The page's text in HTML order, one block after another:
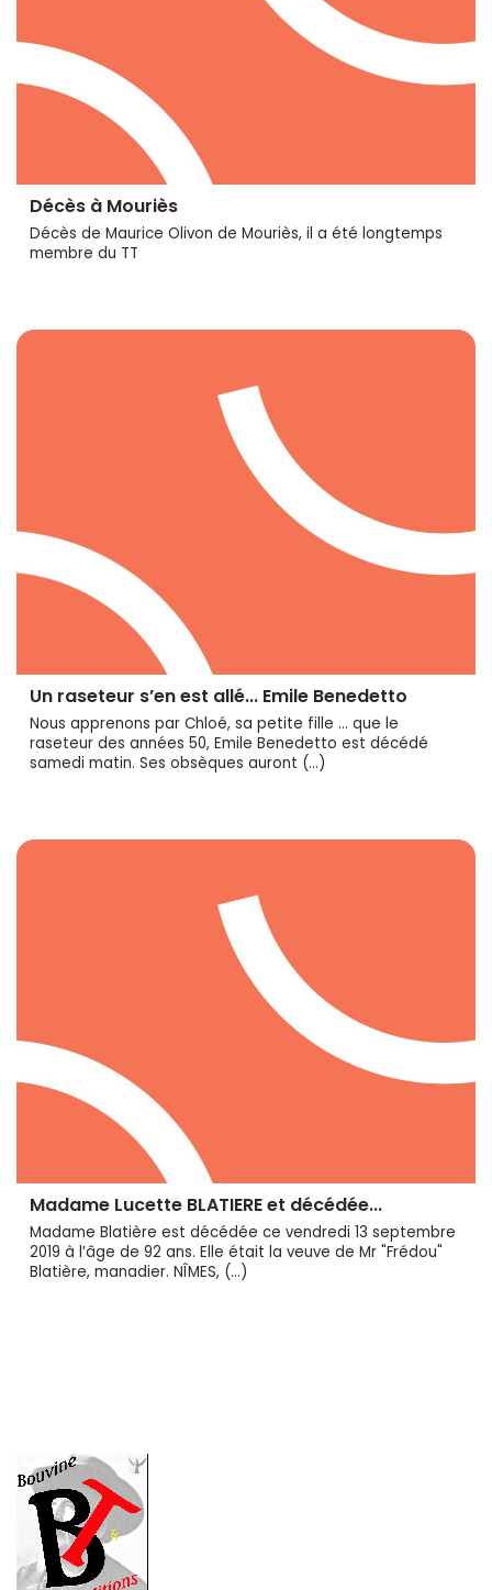
Décès à Mouriès
Décès de Maurice Olivon de Mouriès, il a été longtemps
membre du TT
Un raseteur s’en est allé... Emile Benedetto
Nous apprenons par Chloé, sa petite fille ... que le
raseteur des années 50, Emile Benedetto est décédé
samedi matin. Ses obsèques auront (…)
Madame Lucette BLATIERE et décédée...
Madame Blatière est décédée ce vendredi 13 septembre
2019 à l’âge de 92 ans. Elle était la veuve de Mr "Frédou"
Blatière, manadier. NÎMES, (…)